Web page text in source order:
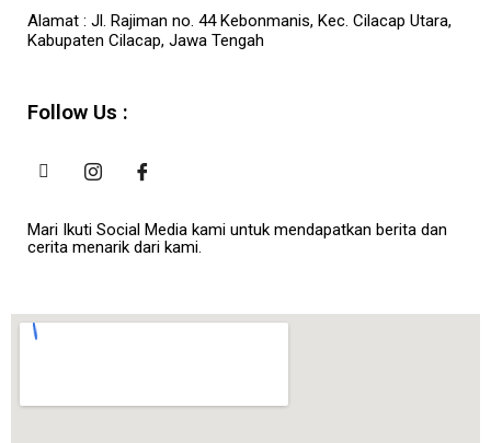
Alamat : Jl. Rajiman no. 44 Kebonmanis, Kec. Cilacap Utara,
Kabupaten Cilacap, Jawa Tengah
Follow Us :
Mari Ikuti Social Media kami untuk mendapatkan berita dan
cerita menarik dari kami.